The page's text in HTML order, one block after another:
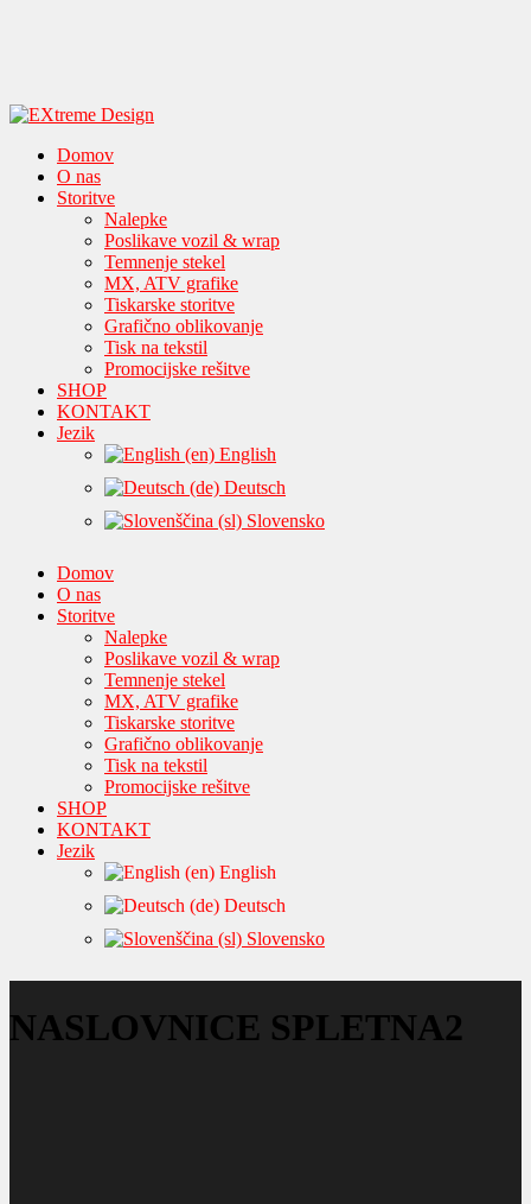
Domov
O nas
Storitve
Nalepke
Poslikave vozil & wrap
Temnenje stekel
MX, ATV grafike
Tiskarske storitve
Grafično oblikovanje
Tisk na tekstil
Promocijske rešitve
SHOP
KONTAKT
Jezik
English
Deutsch
Slovensko
Domov
O nas
Storitve
Nalepke
Poslikave vozil & wrap
Temnenje stekel
MX, ATV grafike
Tiskarske storitve
Grafično oblikovanje
Tisk na tekstil
Promocijske rešitve
SHOP
KONTAKT
Jezik
English
Deutsch
Slovensko
NASLOVNICE SPLETNA2